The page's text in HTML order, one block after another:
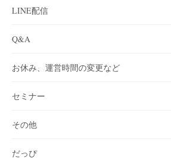
LINE配信
Q&A
お休み、運営時間の変更など
セミナー
その他
だっぴ